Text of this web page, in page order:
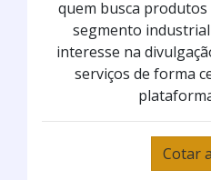
quem busca
segmento
interesse na
serviços de forma
Cotar